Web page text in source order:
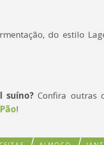
do estilo
suíno? Confira outras
!